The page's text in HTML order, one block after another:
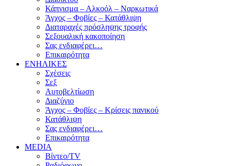
Κάπνισμα – Αλκοόλ – Ναρκωτικά
Άγχος – Φοβίες – Κατάθλιψη
Διαταραχές πρόσληψης τροφής
Σεξουαλική κακοποίηση
Σας ενδιαφέρει…
Επικαιρότητα
ΕΝΗΛΙΚΕΣ
Σχέσεις
Σεξ
Αυτοβελτίωση
Διαζύγιο
Άγχος – Φοβίες – Κρίσεις πανικού
Κατάθλιψη
Σας ενδιαφέρει…
Επικαιρότητα
MEDIA
Βίντεο/TV